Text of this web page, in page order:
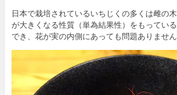
日本で栽培されているいちじくの多くは雌の
が大きくなる性質（単為結果性）をもってい
でき、花が実の内側にあっても問題ありません